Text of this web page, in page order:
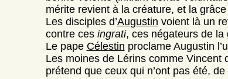
mérite revient à la créature, et la
Les disciples d’Augustin voient là un
contre ces ingrati, ces négateurs de la
Le pape Célestin proclame Augustin
Les moines de Lérins comme Vincent
prétend que ceux qui n’ont pas été,